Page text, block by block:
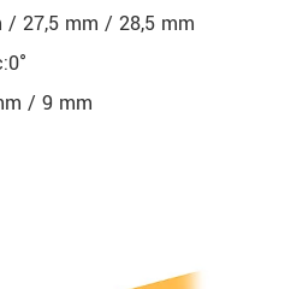
27,5 mm / 28,5 mm
/ 9 mm